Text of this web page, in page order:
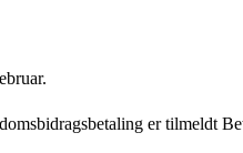
er tilmeldt